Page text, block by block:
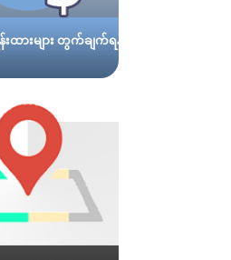
းထားများ တွက်ချက်ရန်